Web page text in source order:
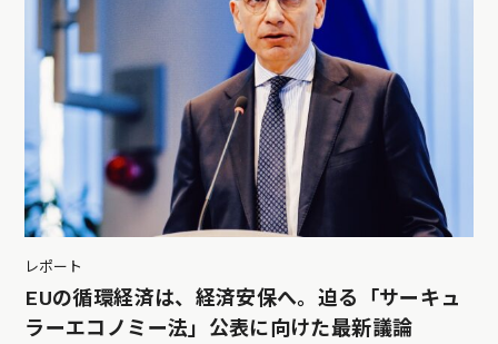
レポート
EUの循環経済は、経済安保へ。迫る「サーキュ
ラーエコノミー法」公表に向けた最新議論